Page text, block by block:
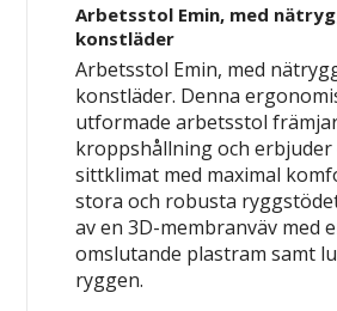
Arbetsstol Emin, med
konstläder
Arbetsstol Emin, med
konstläder. Denna
utformade arbetsstol
kroppshållning och
sittklimat med maximal
stora och robusta
av en 3D-membranväv med
omslutande plastram samt
ryggen.